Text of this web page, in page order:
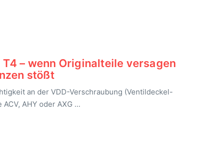
– wenn Originalteile versagen
stößt
an der VDD-Verschraubung (Ventildeckel-
AHY oder AXG …